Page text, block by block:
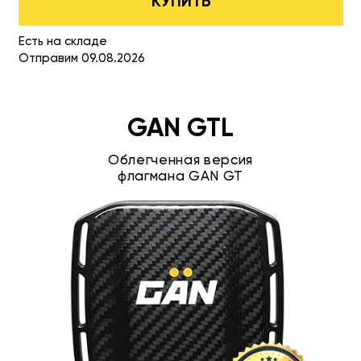
Есть на складе
Отправим 09.08.2026
GAN GTL
Облегченная версия
флагмана GAN GT